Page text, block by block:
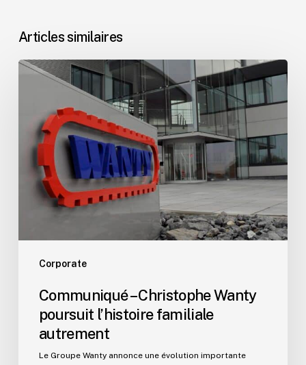
Articles similaires
Corporate
Communiqué
Wanty
poursuit
familiale
autrement
Communiqué – Christophe Wanty
poursuit l’histoire familiale
autrement
Le Groupe Wanty annonce une évolution importante